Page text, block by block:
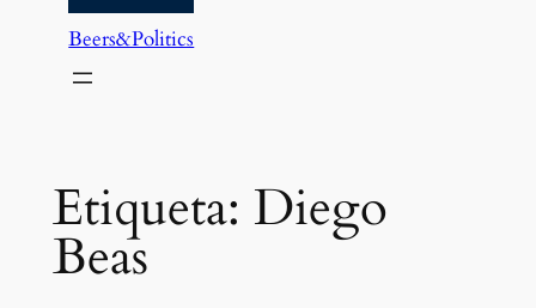
Beers&Politics
Etiqueta: Diego
Beas